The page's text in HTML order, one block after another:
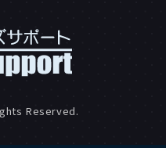
Reserved.